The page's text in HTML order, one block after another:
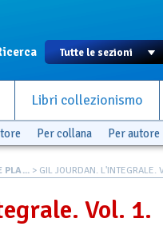
Libri collezionismo
Per collana Per autore
PLA... > GIL JOURDAN. L'INTEGRALE.
Vol. 1.